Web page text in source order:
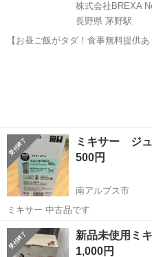
株式会社BREXA
長野県 茅野駅
【お昼ご飯がタダ！食事無料提供
ミキサー ジ
500円
南アルプス市
ミキサー 中古品です
山梨 南アルプス市 キッチ
新品未使用ミ
1,000円